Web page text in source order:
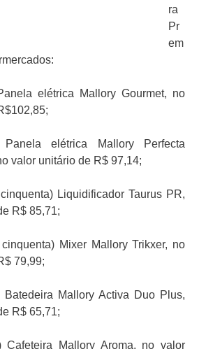
ra
Pr
em
elétrica Mallory Gourmet, no
elétrica Mallory Perfecta
valor unitário de R$ 97,14;
Liquidificador Taurus PR,
R$ 85,71;
Mixer Mallory Trikxer, no
79,99;
Batedeira Mallory Activa Duo Plus,
R$ 65,71;
Cafeteira Mallory Aroma, no valor